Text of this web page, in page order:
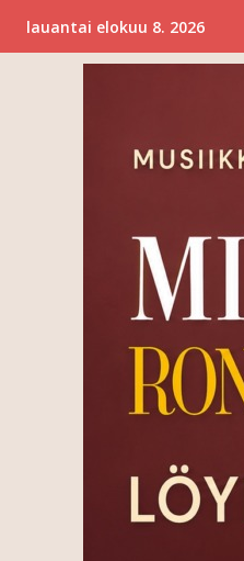
lauantai elokuu 8. 2026